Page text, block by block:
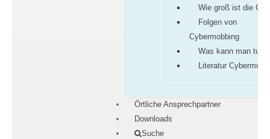
Wie groß ist die
Folgen von
Cybermobbing
Was kann man tun?
Literatur
Örtliche Ansprechpartner
Downloads
Suche